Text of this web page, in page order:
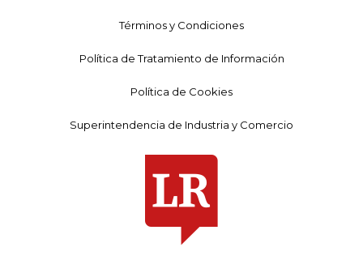
Términos y Condiciones
Política de Tratamiento de Información
Política de Cookies
Superintendencia de Industria y Comercio